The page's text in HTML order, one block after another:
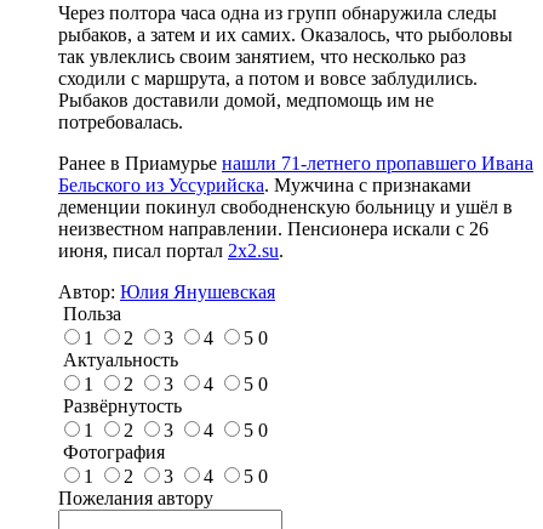
Через полтора часа одна из групп обнаружила следы
рыбаков, а затем и их самих. Оказалось, что рыболовы
так увлеклись своим занятием, что несколько раз
сходили с маршрута, а потом и вовсе заблудились.
Рыбаков доставили домой, медпомощь им не
потребовалась.
Ранее в Приамурье нашли 71-летнего пропавшего Ивана
Бельского из Уссурийска. Мужчина с признаками
деменции покинул свободненскую больницу и ушёл в
неизвестном направлении. Пенсионера искали с 26
июня, писал портал 2x2.su.
Автор: Юлия Янушевская
Польза
1
2 3 4 5 0
Актуальность
1
2 3 4 5 0
Развёрнутость
1
2 3 4 5 0
Фотография
1
2 3 4 5 0
Пожелания автору